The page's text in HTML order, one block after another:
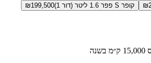
₪ קופר S פפר 1.6 ליטר (דור 1) ₪199,500